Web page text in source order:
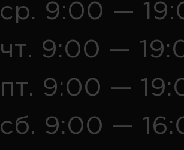
ср. 9:00 —
чт. 9:00 —
пт. 9:00 —
сб. 9:00 —